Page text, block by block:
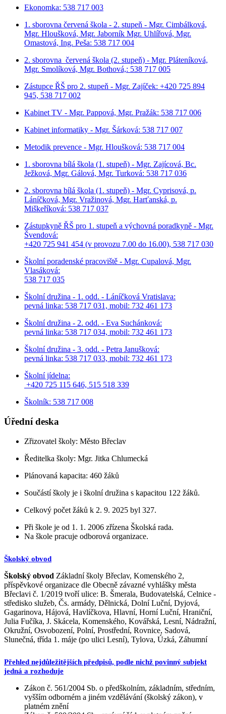
Ekonomka: 538 717 003
1. sborovna červená škola - 2. stupeň - Mgr. Cimbálková,
Mgr. Hloušková, Mgr. Jaborník Mgr. Uhlířová, Mgr.
Omastová, Ing. Peša: 538 717 004
2. sborovna červená škola (2. stupeň) - Mgr. Pláteníková,
Mgr. Smolíková, Mgr. Bothová,: 538 717 005
Zástupce ŘŠ pro 2. stupeň - Mgr. Zajíček: +420 725 894
945, 538 717 002
Kabinet TV - Mgr. Pappová, Mgr. Pražák: 538 717 006
Kabinet informatiky - Mgr. Šárková: 538 717 007
Metodik prevence - Mgr. Hloušková: 538 717 004
1. sborovna bílá škola (1. stupeň) - Mgr. Zajícová, Bc.
Ježková, Mgr. Gálová, Mgr. Turková: 538 717 036
2. sborovna bílá škola (1. stupeň) - Mgr. Cyprisová, p.
Láníčková, Mgr. Vražinová, Mgr. Harťanská, p.
Miškeříková: 538 717 037
Zástupkyně ŘŠ pro 1. stupeň a výchovná poradkyně - Mgr.
Švendová:
+420 725 941 454 (v provozu 7.00 do 16.00), 538 717 030
Školní poradenské pracoviště - Mgr. Cupalová, Mgr.
Vlasáková:
538 717 035
Školní družina - 1. odd. - Láníčková Vratislava:
pevná linka: 538 717 031, mobil: 732 461 173
Školní družina - 2. odd. - Eva Suchánková:
pevná linka: 538 717 034, mobil: 732 461 173
Školní družina - 3. odd. - Petra Janušková:
pevná linka: 538 717 033, mobil: 732 461 173
Školní jídelna:
+420 725 115 646, 515 518 339
Školník: 538 717 008
Úřední deska
Zřizovatel školy: Město Břeclav
Ředitelka školy: Mgr. Jitka Chlumecká
Plánovaná kapacita: 460 žáků
Součástí školy je i školní družina s kapacitou 122 žáků.
Celkový počet žáků k 2. 9. 2025 byl 327.
Při škole je od 1. 1. 2006 zřízena Školská rada.
Na škole pracuje odborová organizace.
Školský obvod
Školský obvod Základní školy Břeclav, Komenského 2,
příspěvkové organizace dle Obecně závazné vyhlášky města
Břeclavi č. 1/2019 tvoří ulice: B. Šmerala, Budovatelská, Celnice -
středisko služeb, Čs. armády, Dělnická, Dolní Luční, Dyjová,
Gagarinova, Hájová, Havlíčkova, Hlavní, Horní Luční, Hraniční,
Julia Fučíka, J. Skácela, Komenského, Kovářská, Lesní, Nádražní,
Okružní, Osvobození, Polní, Prostřední, Rovnice, Sadová,
Slunečná, třída 1. máje (po ulici Lesní), Tylova, Úzká, Záhumní
Přehled nejdůležitějších předpisů, podle nichž povinný subjekt
jedná a rozhoduje
Zákon č. 561/2004 Sb. o předškolním, základním, středním,
vyšším odborném a jiném vzdělávání (školský zákon), v
platném znění